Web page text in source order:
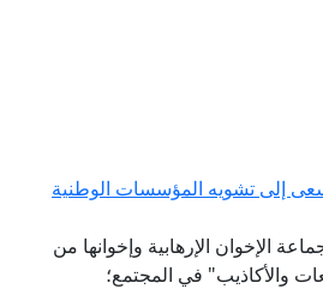
إلى تشويه المؤسسات الوطنية
الإخوان الإرهابية وإخوانها من
والأكاذيب" في المجتمع؛